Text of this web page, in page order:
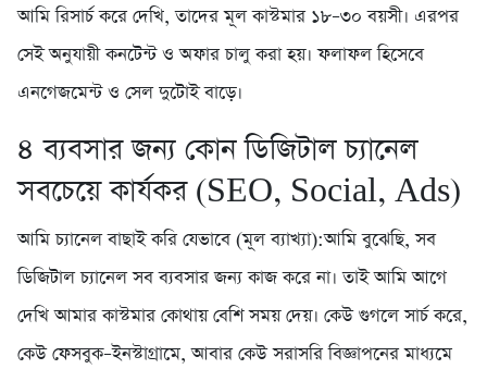
আমি রিসার্চ করে দেখি, তাদের মূল কাস্টমার ১৮–৩০ বয়সী। এরপর
সেই অনুযায়ী কনটেন্ট ও অফার চালু করা হয়। ফলাফল হিসেবে
এনগেজমেন্ট ও সেল দুটোই বাড়ে।
৪️ ব্যবসার জন্য কোন ডিজিটাল চ্যানেল
সবচেয়ে কার্যকর (SEO, Social, Ads)
আমি চ্যানেল বাছাই করি যেভাবে (মূল ব্যাখ্যা):আমি বুঝেছি, সব
ডিজিটাল চ্যানেল সব ব্যবসার জন্য কাজ করে না। তাই আমি আগে
দেখি আমার কাস্টমার কোথায় বেশি সময় দেয়। কেউ গুগলে সার্চ করে,
কেউ ফেসবুক–ইনস্টাগ্রামে, আবার কেউ সরাসরি বিজ্ঞাপনের মাধ্যমে